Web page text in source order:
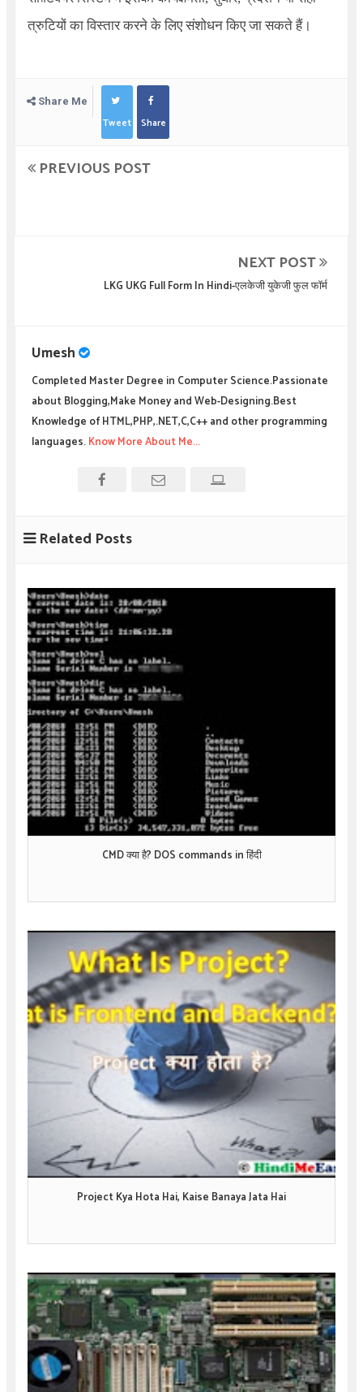
त्रुटियों का विस्तार करने के लिए संशोधन किए जा सकते हैं।
Share Me
Tweet Share
PREVIOUS POST
NEXT POST
LKG UKG Full Form In Hindi-एलकेजी युकेजी फुल फॉर्म
Umesh
Completed Master Degree in Computer Science.Passionate
about Blogging,Make Money and Web-Designing.Best
Knowledge of HTML,PHP,.NET,C,C++ and other programming
languages.Know More About Me...
Related Posts
CMD क्या है? DOS commands in हिंदी
Project Kya Hota Hai, Kaise Banaya Jata Hai